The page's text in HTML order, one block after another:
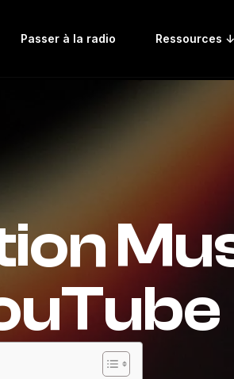
Passer à la radio Ressources ↓